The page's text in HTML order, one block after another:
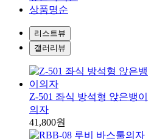
상품명순
리스트뷰
갤러리뷰
Z-501 좌식 방석형 앉은뱅이
의자
41,800원